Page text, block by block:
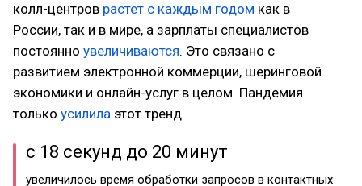
колл-центров растет с каждым годом как в
России, так и в мире, а зарплаты специалистов
постоянно увеличиваются. Это связано с
развитием электронной коммерции, шеринговой
экономики и онлайн-услуг в целом. Пандемия
только усилила этот тренд.
с 18 секунд до 20 минут
увеличилось время обработки запросов в контактных